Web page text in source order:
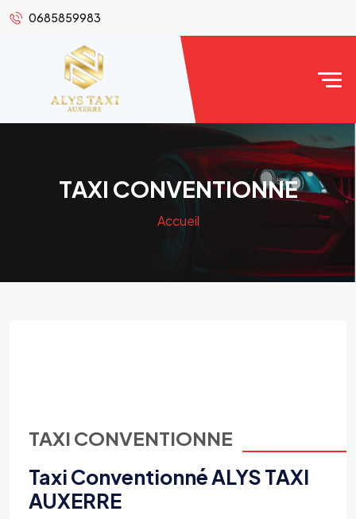
0685859983
TAXI CONVENTIONNE
Accueil
TAXI CONVENTIONNE
Taxi Conventionné ALYS TAXI
AUXERRE